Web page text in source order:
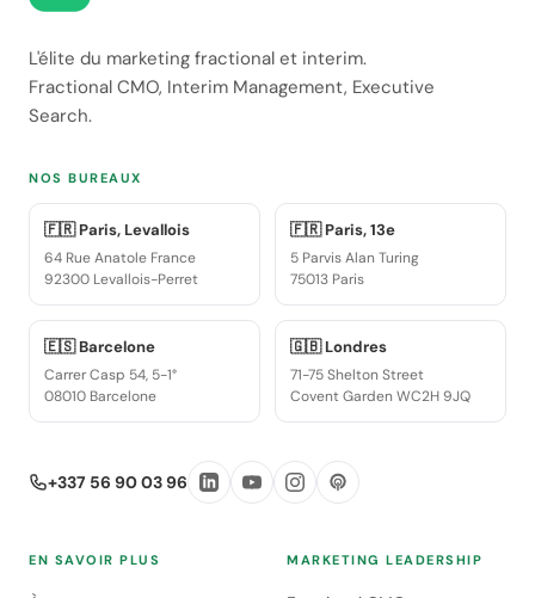
L'élite du marketing fractional et interim.
Fractional CMO, Interim Management, Executive
Search.
NOS BUREAUX
🇫🇷 Paris, Levallois
64 Rue Anatole France
92300 Levallois-Perret
🇫🇷 Paris, 13e
5 Parvis Alan Turing
75013 Paris
🇪🇸 Barcelone
Carrer Casp 54, 5-1°
08010 Barcelone
🇬🇧 Londres
71-75 Shelton Street
Covent Garden WC2H 9JQ
+337 56 90 03 96
EN SAVOIR PLUS MARKETING LEADERSHIP